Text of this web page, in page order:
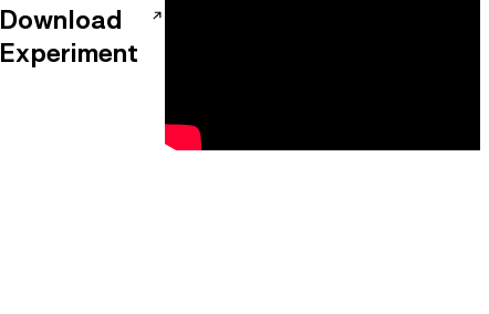
Download
Experiment